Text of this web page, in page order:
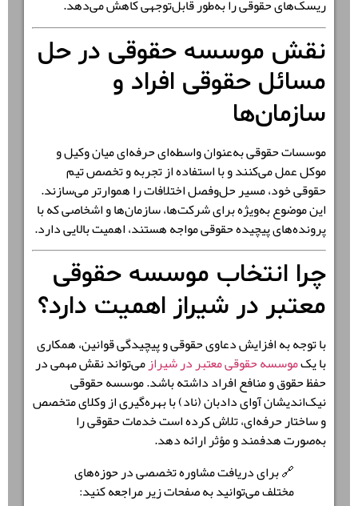
ریسک‌های حقوقی را به‌طور قابل‌توجهی کاهش می‌دهد.
نقش موسسه حقوقی در حل
مسائل حقوقی افراد و
سازمان‌ها
موسسات حقوقی به‌عنوان واسطه‌ای حرفه‌ای میان وکیل و
موکل عمل می‌کنند و با استفاده از تجربه و تخصص تیم
حقوقی خود، مسیر حل‌وفصل اختلافات را هموارتر می‌سازند.
این موضوع به‌ویژه برای شرکت‌ها، سازمان‌ها و اشخاصی که با
پرونده‌های پیچیده حقوقی مواجه هستند، اهمیت بالایی دارد.
چرا انتخاب موسسه حقوقی
معتبر در شیراز اهمیت دارد؟
با توجه به افزایش دعاوی حقوقی و پیچیدگی قوانین، همکاری
با یکموسسه حقوقی معتبر در شیرازمی‌تواند نقش مهمی در
حفظ حقوق و منافع افراد داشته باشد. موسسه حقوقی
نیک‌اندیشان آوای دادبان (ناد) با بهره‌گیری از وکلای متخصص
و ساختار حرفه‌ای، تلاش کرده است خدمات حقوقی را
به‌صورت هدفمند و مؤثر ارائه دهد.
🔗 برای دریافت مشاوره تخصصی در حوزه‌های
مختلف می‌توانید به صفحات زیر مراجعه کنید: